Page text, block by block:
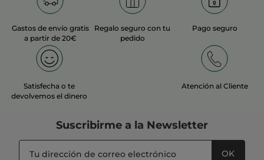
Gastos de envío gratis
a partir de 20€
Regalo seguro con tu
pedido
Pago seguro
Satisfecha o te
devolvemos el dinero
Atención al Cliente
Suscribirme a la Newsletter
OK